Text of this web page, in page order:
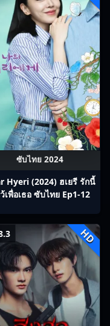
ซับไทย 2024
Hyeri (2024) ฮเยรี รักนี้
เพื่อเธอ ซับไทย Ep1-12
HD